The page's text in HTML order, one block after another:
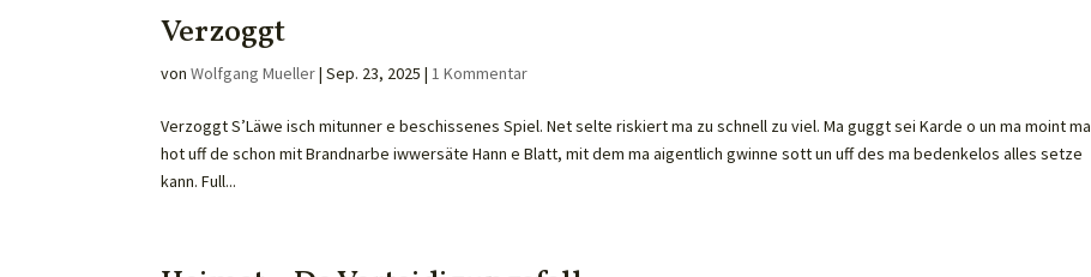
Verzoggt
vonWolfgang Mueller|Sep. 23, 2025 |1 Kommentar
Verzoggt S’Läwe isch mitunner e beschissenes Spiel. Net selte riskiert ma zu schnell zu viel. Ma guggt sei Karde o un ma moint ma
hot uff de schon mit Brandnarbe iwwersäte Hann e Blatt, mit dem ma aigentlich gwinne sott un uff des ma bedenkelos alles setze
kann. Full...